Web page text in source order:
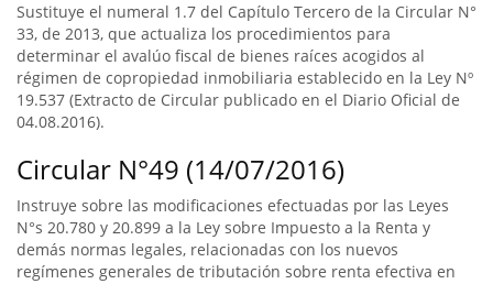
Sustituye el numeral 1.7 del Capítulo Tercero de la Circular N°
33, de 2013, que actualiza los procedimientos para
determinar el avalúo fiscal de bienes raíces acogidos al
régimen de copropiedad inmobiliaria establecido en la Ley Nº
19.537 (Extracto de Circular publicado en el Diario Oficial de
04.08.2016).
Circular N°49 (14/07/2016)
Instruye sobre las modificaciones efectuadas por las Leyes
N°s 20.780 y 20.899 a la Ley sobre Impuesto a la Renta y
demás normas legales, relacionadas con los nuevos
regímenes generales de tributación sobre renta efectiva en